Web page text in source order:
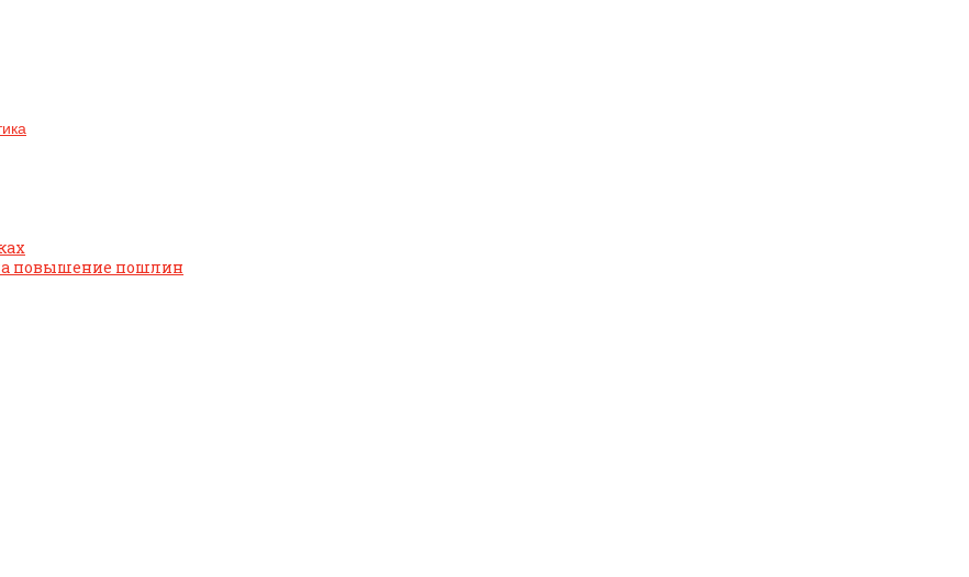
повышение пошлин